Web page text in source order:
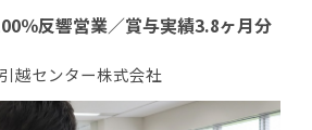
％反響営業／賞与実績3.8ヶ月分
越センター株式会社